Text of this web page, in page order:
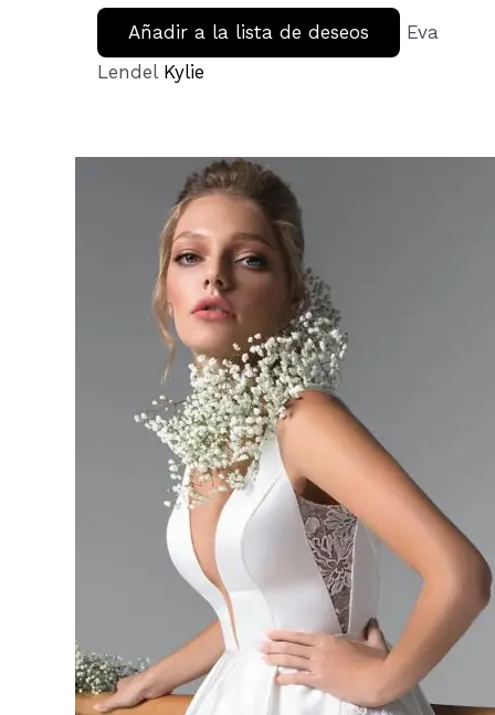
Añadir a la lista de deseos
Eva
Lendel Kylie